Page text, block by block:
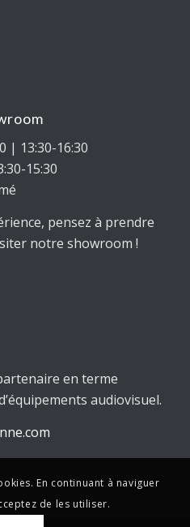
| 13:30-16:30
15:30
pensez à prendre
notre showroom !
en terme
audiovisuel.
En continuant à naviguer
de les utiliser.